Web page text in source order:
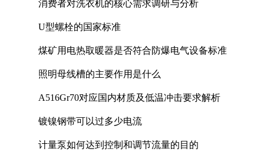
消费者对洗衣机的核心需求调研与分析
U型螺栓的国家标准
煤矿用电热取暖器是否符合防爆电气设备标准
照明母线槽的主要作用是什么
A516Gr70对应国内材质及低温冲击要求解析
镀镍钢带可以过多少电流
计量泵如何达到控制和调节流量的目的